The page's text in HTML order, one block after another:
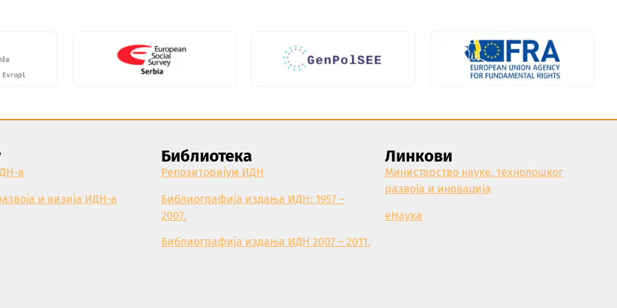
а
и визија ИДН-а
Библиотека
Репозиторијум ИДН
Библиографија издања ИДН: 1957 –
2007.
Библиографија издања ИДН 2007 – 2011.
Линкови
Министарство науке, технолошког
развоја и иновација
еНаука